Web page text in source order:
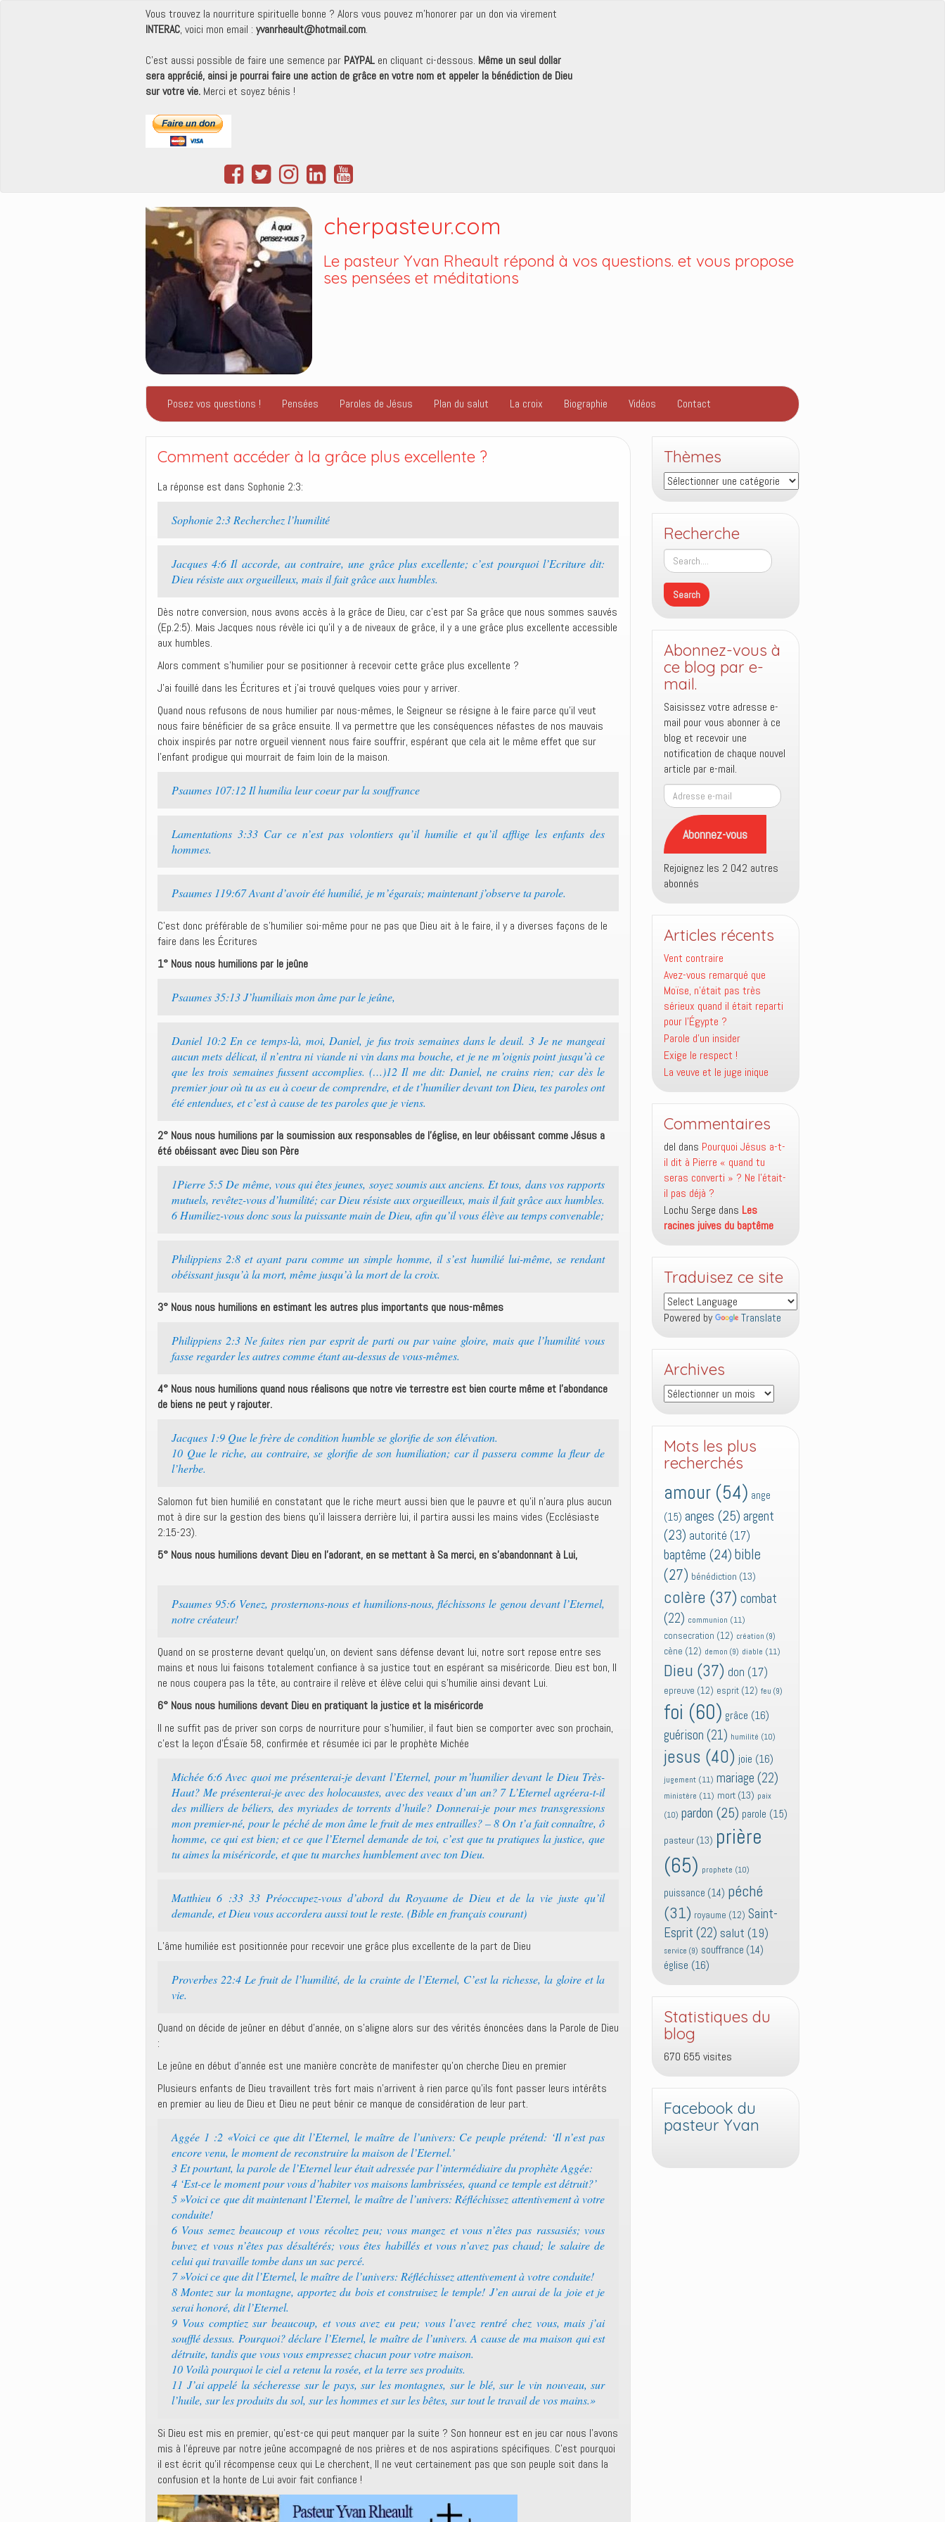
Vous trouvez la nourriture spirituelle bonne ? Alors vous pouvez m'honorer par un don via virement
INTERAC, voici mon email : yvanrheault@hotmail.com.
C'est aussi possible de faire une semence par PAYPAL en cliquant ci-dessous. Même un seul dollar
sera apprécié, ainsi je pourrai faire une action de grâce en votre nom et appeler la bénédiction de Dieu
sur votre vie. Merci et soyez bénis !
cherpasteur.com
Le pasteur Yvan Rheault répond à vos questions. et vous propose
ses pensées et méditations
Posez vos questions ! Pensées Paroles de Jésus Plan du salut La croix Biographie Vidéos Contact
Comment accéder à la grâce plus excellente ?
La réponse est dans Sophonie 2:3:
Sophonie 2:3 Recherchez l’humilité
Jacques 4:6 Il accorde, au contraire, une grâce plus excellente; c’est pourquoi l’Ecriture dit:
Dieu résiste aux orgueilleux, mais il fait grâce aux humbles.
Dès notre conversion, nous avons accès à la grâce de Dieu, car c’est par Sa grâce que nous sommes sauvés
(Ep.2:5). Mais Jacques nous révèle ici qu’il y a de niveaux de grâce, il y a une grâce plus excellente accessible
aux humbles.
Alors comment s’humilier pour se positionner à recevoir cette grâce plus excellente ?
J’ai fouillé dans les Écritures et j’ai trouvé quelques voies pour y arriver.
Quand nous refusons de nous humilier par nous-mêmes, le Seigneur se résigne à le faire parce qu’il veut
nous faire bénéficier de sa grâce ensuite. Il va permettre que les conséquences néfastes de nos mauvais
choix inspirés par notre orgueil viennent nous faire souffrir, espérant que cela ait le même effet que sur
l’enfant prodigue qui mourrait de faim loin de la maison.
Psaumes 107:12 Il humilia leur coeur par la souffrance
Lamentations 3:33 Car ce n’est pas volontiers qu’il humilie et qu’il afflige les enfants des
hommes.
Psaumes 119:67 Avant d’avoir été humilié, je m’égarais; maintenant j’observe ta parole.
C’est donc préférable de s’humilier soi-même pour ne pas que Dieu ait à le faire, il y a diverses façons de le
faire dans les Écritures
1° Nous nous humilions par le jeûne
Psaumes 35:13 J’humiliais mon âme par le jeûne,
Daniel 10:2 En ce temps-là, moi, Daniel, je fus trois semaines dans le deuil. 3 Je ne mangeai
aucun mets délicat, il n’entra ni viande ni vin dans ma bouche, et je ne m’oignis point jusqu’à ce
que les trois semaines fussent accomplies. (…)12 Il me dit: Daniel, ne crains rien; car dès le
premier jour où tu as eu à coeur de comprendre, et de t’humilier devant ton Dieu, tes paroles ont
été entendues, et c’est à cause de tes paroles que je viens.
2° Nous nous humilions par la soumission aux responsables de l’église, en leur obéissant comme Jésus a
été obéissant avec Dieu son Père
1Pierre 5:5 De même, vous qui êtes jeunes, soyez soumis aux anciens. Et tous, dans vos rapports
mutuels, revêtez-vous d’humilité; car Dieu résiste aux orgueilleux, mais il fait grâce aux humbles.
6 Humiliez-vous donc sous la puissante main de Dieu, afin qu’il vous élève au temps convenable;
Philippiens 2:8 et ayant paru comme un simple homme, il s’est humilié lui-même, se rendant
obéissant jusqu’à la mort, même jusqu’à la mort de la croix.
3° Nous nous humilions en estimant les autres plus importants que nous-mêmes
Philippiens 2:3 Ne faites rien par esprit de parti ou par vaine gloire, mais que l’humilité vous
fasse regarder les autres comme étant au-dessus de vous-mêmes.
4° Nous nous humilions quand nous réalisons que notre vie terrestre est bien courte même et l’abondance
de biens ne peut y rajouter.
Jacques 1:9 Que le frère de condition humble se glorifie de son élévation.
10 Que le riche, au contraire, se glorifie de son humiliation; car il passera comme la fleur de
l’herbe.
Salomon fut bien humilié en constatant que le riche meurt aussi bien que le pauvre et qu’il n’aura plus aucun
mot à dire sur la gestion des biens qu’il laissera derrière lui, il partira aussi les mains vides (Ecclésiaste
2:15-23).
5° Nous nous humilions devant Dieu en l’adorant, en se mettant à Sa merci, en s’abandonnant à Lui,
Psaumes 95:6 Venez, prosternons-nous et humilions-nous, fléchissons le genou devant l’Eternel,
notre créateur!
Quand on se prosterne devant quelqu’un, on devient sans défense devant lui, notre sort repose entre ses
mains et nous lui faisons totalement confiance à sa justice tout en espérant sa miséricorde. Dieu est bon, Il
ne nous coupera pas la tête, au contraire il relève et élève celui qui s’humilie ainsi devant Lui.
6° Nous nous humilions devant Dieu en pratiquant la justice et la miséricorde
Il ne suffit pas de priver son corps de nourriture pour s’humilier, il faut bien se comporter avec son prochain,
c’est la leçon d’Ésaïe 58, confirmée et résumée ici par le prophète Michée
Michée 6:6 Avec quoi me présenterai-je devant l’Eternel, pour m’humilier devant le Dieu Très-
Haut? Me présenterai-je avec des holocaustes, avec des veaux d’un an? 7 L’Eternel agréera-t-il
des milliers de béliers, des myriades de torrents d’huile? Donnerai-je pour mes transgressions
mon premier-né, pour le péché de mon âme le fruit de mes entrailles? – 8 On t’a fait connaître, ô
homme, ce qui est bien; et ce que l’Eternel demande de toi, c’est que tu pratiques la justice, que
tu aimes la miséricorde, et que tu marches humblement avec ton Dieu.
Matthieu 6 :33 33 Préoccupez-vous d’abord du Royaume de Dieu et de la vie juste qu’il
demande, et Dieu vous accordera aussi tout le reste. (Bible en français courant)
L’âme humiliée est positionnée pour recevoir une grâce plus excellente de la part de Dieu
Proverbes 22:4 Le fruit de l’humilité, de la crainte de l’Eternel, C’est la richesse, la gloire et la
vie.
Quand on décide de jeûner en début d’année, on s’aligne alors sur des vérités énoncées dans la Parole de Dieu
:
Le jeûne en début d’année est une manière concrète de manifester qu’on cherche Dieu en premier
Plusieurs enfants de Dieu travaillent très fort mais n’arrivent à rien parce qu’ils font passer leurs intérêts
en premier au lieu de Dieu et Dieu ne peut bénir ce manque de considération de leur part.
Aggée 1 :2 «Voici ce que dit l’Eternel, le maître de l’univers: Ce peuple prétend: ‘Il n’est pas
encore venu, le moment de reconstruire la maison de l’Eternel.’
3 Et pourtant, la parole de l’Eternel leur était adressée par l’intermédiaire du prophète Aggée:
4 ‘Est-ce le moment pour vous d’habiter vos maisons lambrissées, quand ce temple est détruit?’
5 »Voici ce que dit maintenant l’Eternel, le maître de l’univers: Réfléchissez attentivement à votre
conduite!
6 Vous semez beaucoup et vous récoltez peu; vous mangez et vous n’êtes pas rassasiés; vous
buvez et vous n’êtes pas désaltérés; vous êtes habillés et vous n’avez pas chaud; le salaire de
celui qui travaille tombe dans un sac percé.
7 »Voici ce que dit l’Eternel, le maître de l’univers: Réfléchissez attentivement à votre conduite!
8 Montez sur la montagne, apportez du bois et construisez le temple! J’en aurai de la joie et je
serai honoré, dit l’Eternel.
9 Vous comptiez sur beaucoup, et vous avez eu peu; vous l’avez rentré chez vous, mais j’ai
soufflé dessus. Pourquoi? déclare l’Eternel, le maître de l’univers. A cause de ma maison qui est
détruite, tandis que vous vous empressez chacun pour votre maison.
10 Voilà pourquoi le ciel a retenu la rosée, et la terre ses produits.
11 J’ai appelé la sécheresse sur le pays, sur les montagnes, sur le blé, sur le vin nouveau, sur
l’huile, sur les produits du sol, sur les hommes et sur les bêtes, sur tout le travail de vos mains.»
Si Dieu est mis en premier, qu’est-ce qui peut manquer par la suite ? Son honneur est en jeu car nous l’avons
mis à l’épreuve par notre jeûne accompagné de nos prières et de nos aspirations spécifiques. C’est pourquoi
il est écrit qu’il récompense ceux qui Le cherchent, Il ne veut certainement pas que son peuple soit dans la
confusion et la honte de Lui avoir fait confiance !
Thèmes
Thèmes
Recherche
Abonnez-vous à
ce blog par e-
mail.
Saisissez votre adresse e-
mail pour vous abonner à ce
blog et recevoir une
notification de chaque nouvel
article par e-mail.
Adresse
e-
mail
Abonnez-vous
Rejoignez les 2 042 autres
abonnés
Articles récents
Vent contraire
Avez-vous remarqué que
Moïse, n’était pas très
sérieux quand il était reparti
pour l’Égypte ?
Parole d’un insider
Exige le respect !
La veuve et le juge inique
Commentaires
del dans Pourquoi Jésus a-t-
il dit à Pierre « quand tu
seras converti » ? Ne l’était-
il pas déjà ?
Lochu Serge dans Les
racines juives du baptême
Traduisez ce site
Powered by Translate
Archives
Archives
Mots les plus
recherchés
amour (54) ange
(15) anges (25) argent
(23) autorité (17)
baptême (24) bible
(27) bénédiction (13)
colère (37) combat
(22) communion (11)
consecration (12) création (9)
cène (12) demon (9) diable (11)
Dieu (37) don (17)
epreuve (12) esprit (12) feu (9)
foi (60) grâce (16)
guérison (21) humilité (10)
jesus (40) joie (16)
jugement (11) mariage (22)
ministère (11) mort (13) paix
(10) pardon (25) parole (15)
pasteur (13) prière
(65) prophete (10)
puissance (14) péché
(31) royaume (12) Saint-
Esprit (22) salut (19)
service (9) souffrance (14)
église (16)
Statistiques du
blog
670 655 visites
Facebook du
pasteur Yvan